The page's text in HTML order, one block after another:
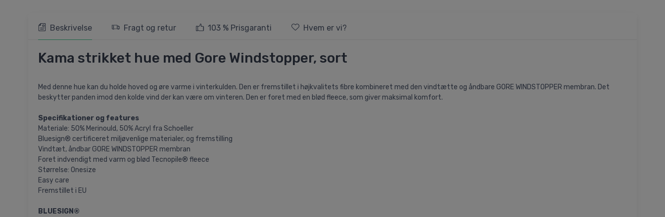
Beskrivelse Fragt og retur 103 % Prisgaranti Hvem er vi?
Kama strikket hue med Gore Windstopper, sort
Med denne hue kan du holde hoved og øre varme i vinterkulden. Den er fremstillet i højkvalitets fibre kombineret med den vindtætte og åndbare GORE WINDSTOPPER membran. Det
beskytter panden imod den kolde vind der kan være om vinteren. Den er foret med en blød fleece, som giver maksimal komfort.
Specifikationer og features
Materiale: 50% Merinould, 50% Acryl fra Schoeller
Bluesign® certificeret miljøvenlige materialer, og fremstilling
Vindtæt, åndbar GORE WINDSTOPPER membran
Foret indvendigt med varm og blød Tecnopile® fleece
Størrelse: Onesize
Easy care
Fremstillet i EU
BLUESIGN®